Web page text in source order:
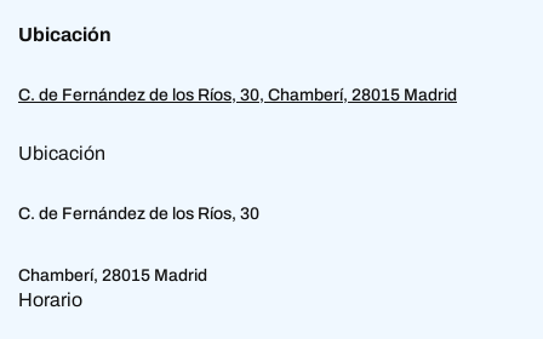
Ubicación
C. de Fernández de los Ríos, 30, Chamberí, 28015 Madrid
Ubicación
C. de Fernández de los Ríos, 30
Chamberí, 28015 Madrid
Horario